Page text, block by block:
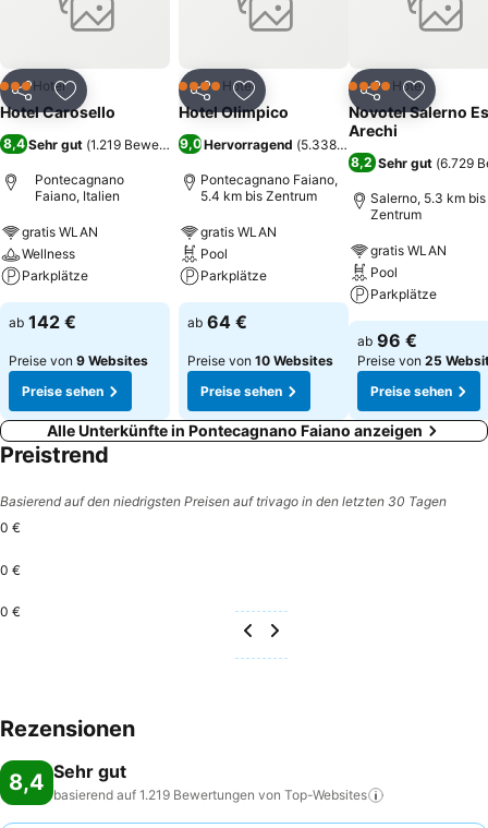
Gründe für einen Aufenthalt im Hotel Carosello.
Teilen Zu Favoriten hinzufügen
3 SterneHotel
Hotel Carosello
8,4 Sehr gut (1.219 Bewertungen)
Pontecagnano
Faiano, Italien
gratis WLAN
Wellness
Parkplätze
ab 142 €
Preise von 9 Websites
Preise sehen
Teilen Zu Favoriten hinzufügen
4 SterneHotel
Hotel Olimpico
9,0Hervorragend (5.338 Bewertungen
Pontecagnano Faiano,
5.4 km bis Zentrum
gratis WLAN
Pool
Parkplätze
ab 64 €
Preise von 10 Websites
Preise sehen
Teilen Zu
4 SterneHotel
Novotel Salerno
Arechi
8,2 Sehr gut (6.729
Salerno, 5.3 km bis
Zentrum
gratis WLAN
Pool
Parkplätze
ab 96 €
Preise von 25
Preise sehen
Alle Unterkünfte in Pontecagnano Faiano anzeigen
Preistrend
Basierend auf den niedrigsten Preisen auf trivago in den letzten 30 Tagen
0 €
0 €
0 €
Rezensionen
8,4 Sehr gut
basierend auf 1.219 Bewertungen von Top-Websites